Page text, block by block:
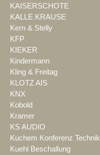
KAISERSCHOTE
KALLE KRAUSE
Kern & Stelly
KFP
KIEKER
Kindermann
Kling & Freitag
KLOTZ AIS
KNX
Kobold
Kramer
KS AUDIO
Kuchem Konferenz Technik
Kuehl Beschallung